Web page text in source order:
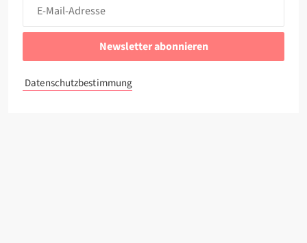
Mail-
Adresse*
Datenschutzbestimmung